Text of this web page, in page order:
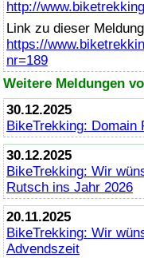
http://
Link zu dieser
https://
nr=189
Weitere Meldungen
30.12.2025
BikeTrekking: Domain
30.12.2025
BikeTrekking: Wir
Rutsch ins Jahr 2026
20.11.2025
BikeTrekking: Wir
Advendszeit